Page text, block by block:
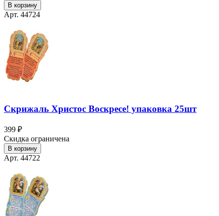
В корзину
Арт. 44724
Скрижаль Христос Воскресе! упаковка 25шт
399 ₽
Скидка ограничена
В корзину
Арт. 44722